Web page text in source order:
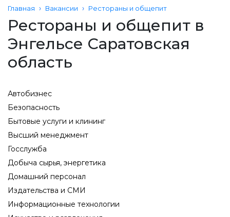
Главная Вакансии Рестораны и общепит
Рестораны и общепит в
Энгельсе Саратовская
область
Автобизнес
Безопасность
Бытовые услуги и клининг
Высший менеджмент
Госслужба
Добыча сырья, энергетика
Домашний персонал
Издательства и СМИ
Информационные технологии